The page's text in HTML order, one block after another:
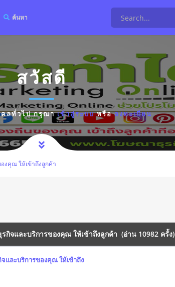
ค้นหา
สวัสดี
ลทั่วไปกรุณาเข้าสู่ระบบหรือลงทะเบียน
งคุณ ให้เข้าถึงลูกค้า
จและบริการของคุณ ให้เข้าถึงลูกค้า (อ่าน 10982 ครั้ง)
และบริการของคุณ ให้เข้าถึง